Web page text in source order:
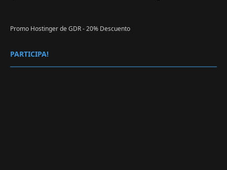
Promo Hostinger de GDR - 20% Descuento
PARTICIPA!